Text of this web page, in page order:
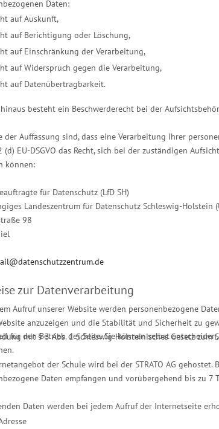
Daten:
auf Auskunft,
auf Berichtigung oder Löschung,
auf Einschränkung der Verarbeitung,
auf Widerspruch gegen die Verarbeitung,
auf Datenübertragbarkeit.
besteht ein Beschwerderecht bei der
der Auffassung sind, dass eine Verarbeitung Ihrer
(d) EU-DSGVO das Recht, sich bei der zuständigen
können:
für Datenschutz (LfD SH)
Landeszentrum für Datenschutz Schleswig-Holstein
98
zur Datenverarbeitung
Aufruf unserer Website werden personenbezogene
anzuzeigen und die Stabilität und Sicherheit zu
mit § 3 Abs. 1 Schleswig-Holsteinisches Gesetz zum
der Schule wird bei der STRATO AG
Daten empfangen und vorübergehend bis zu
Daten werden bei jedem Aufruf der Internetseite
für den Betrieb der Seite. Sie können selbst